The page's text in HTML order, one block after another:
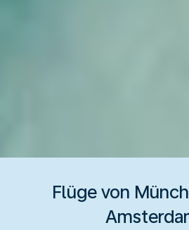
Flüge von